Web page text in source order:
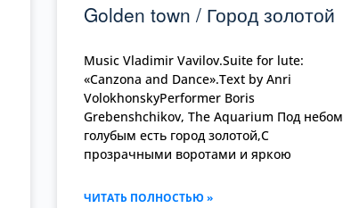
Golden town / Город золотой
Music Vladimir Vavilov.Suite for lute:
«Canzona and Dance».Text by Anri
VolokhonskyPerformer Boris
Grebenshchikov, The Aquarium Под небом
голубым есть город золотой,С
прозрачными воротами и яркою
ЧИТАТЬ ПОЛНОСТЬЮ »